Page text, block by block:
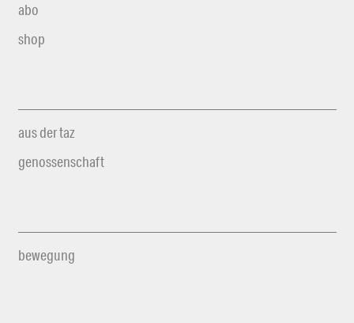
abo
shop
aus der taz
genossenschaft
bewegung